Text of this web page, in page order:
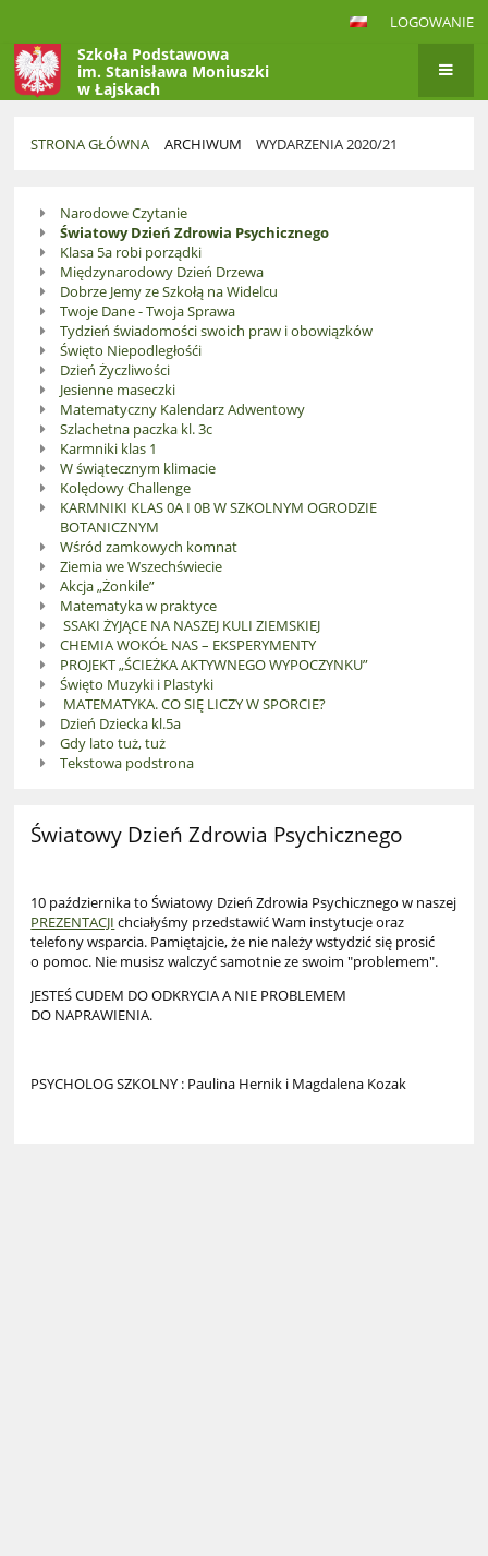
LOGOWANIE
Szkoła Podstawowa
im. Stanisława Moniuszki
w Łajskach
STRONA GŁÓWNA ARCHIWUM WYDARZENIA 2020/21
Wydarzenia
2020/21Narodowe Czytanie
Światowy Dzień Zdrowia Psychicznego
Klasa 5a robi porządki
Międzynarodowy Dzień Drzewa
Dobrze Jemy ze Szkołą na Widelcu
Twoje Dane - Twoja Sprawa
Tydzień świadomości swoich praw i obowiązków
Święto Niepodległośći
Dzień Życzliwości
Jesienne maseczki
Matematyczny Kalendarz Adwentowy
Szlachetna paczka kl. 3c
Karmniki klas 1
W świątecznym klimacie
Kolędowy Challenge
KARMNIKI KLAS 0A I 0B W SZKOLNYM OGRODZIE
BOTANICZNYM
Wśród zamkowych komnat
Ziemia we Wszechświecie
Akcja „Żonkile”
Matematyka w praktyce
SSAKI ŻYJĄCE NA NASZEJ KULI ZIEMSKIEJ
CHEMIA WOKÓŁ NAS – EKSPERYMENTY
PROJEKT „ŚCIEŻKA AKTYWNEGO WYPOCZYNKU”
Święto Muzyki i Plastyki
MATEMATYKA. CO SIĘ LICZY W SPORCIE?
Dzień Dziecka kl.5a
Gdy lato tuż, tuż
Tekstowa podstrona
Światowy Dzień Zdrowia Psychicznego
10 października to Światowy Dzień Zdrowia Psychicznego w naszej
PREZENTACJI chciałyśmy przedstawić Wam instytucje oraz
telefony wsparcia. Pamiętajcie, że nie należy wstydzić się prosić
o pomoc. Nie musisz walczyć samotnie ze swoim "problemem".
JESTEŚ CUDEM DO ODKRYCIA A NIE PROBLEMEM
DO NAPRAWIENIA.
PSYCHOLOG SZKOLNY : Paulina Hernik i Magdalena Kozak